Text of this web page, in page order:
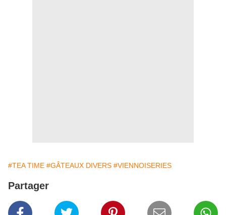
#TEA TIME #GÂTEAUX DIVERS #VIENNOISERIES
Partager